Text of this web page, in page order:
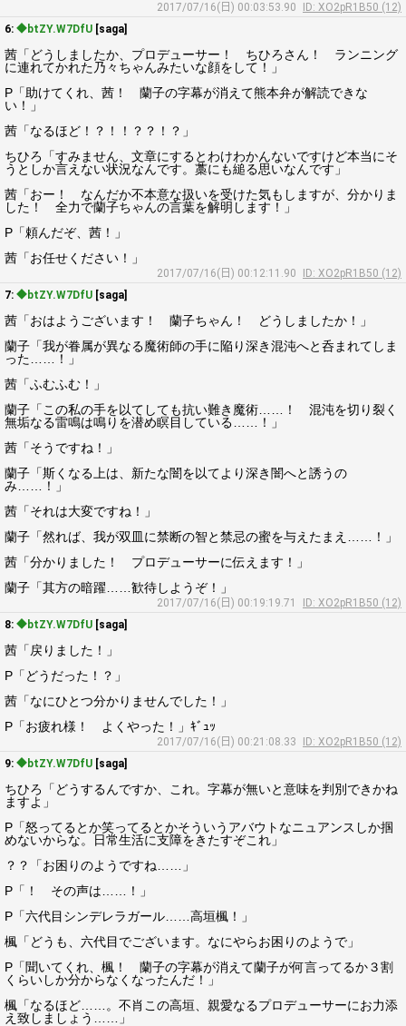
2017/07/16(日) 00:03:53.90
ID: XO2pR1B50 (12)
6: ◆btZY.W7DfU [saga]
茜「どうしましたか、プロデューサー！ ちひろさん！ ランニング
に連れてかれた乃々ちゃんみたいな顔をして！」
P「助けてくれ、茜！ 蘭子の字幕が消えて熊本弁が解読できな
い！」
茜「なるほど！？！！？？！？」
ちひろ「すみません、文章にするとわけわかんないですけど本当にそ
うとしか言えない状況なんです。藁にも縋る思いなんです」
茜「おー！ なんだか不本意な扱いを受けた気もしますが、分かりま
した！ 全力で蘭子ちゃんの言葉を解明します！」
P「頼んだぞ、茜！」
茜「お任せください！」
2017/07/16(日) 00:12:11.90
ID: XO2pR1B50 (12)
7: ◆btZY.W7DfU [saga]
茜「おはようございます！ 蘭子ちゃん！ どうしましたか！」
蘭子「我が眷属が異なる魔術師の手に陥り深き混沌へと呑まれてしま
った……！」
茜「ふむふむ！」
蘭子「この私の手を以てしても抗い難き魔術……！ 混沌を切り裂く
無垢なる雷鳴は鳴りを潜め瞑目している……！」
茜「そうですね！」
蘭子「斯くなる上は、新たな闇を以てより深き闇へと誘うの
み……！」
茜「それは大変ですね！」
蘭子「然れば、我が双皿に禁断の智と禁忌の蜜を与えたまえ……！」
茜「分かりました！ プロデューサーに伝えます！」
蘭子「其方の暗躍……歓待しようぞ！」
2017/07/16(日) 00:19:19.71
ID: XO2pR1B50 (12)
8: ◆btZY.W7DfU [saga]
茜「戻りました！」
P「どうだった！？」
茜「なにひとつ分かりませんでした！」
P「お疲れ様！ よくやった！」ｷﾞｭｯ
2017/07/16(日) 00:21:08.33
ID: XO2pR1B50 (12)
9: ◆btZY.W7DfU [saga]
ちひろ「どうするんですか、これ。字幕が無いと意味を判別できかね
ますよ」
P「怒ってるとか笑ってるとかそういうアバウトなニュアンスしか掴
めないからな。日常生活に支障をきたすぞこれ」
？？「お困りのようですね……」
P「！ その声は……！」
P「六代目シンデレラガール……高垣楓！」
楓「どうも、六代目でございます。なにやらお困りのようで」
P「聞いてくれ、楓！ 蘭子の字幕が消えて蘭子が何言ってるか３割
くらいしか分からなくなったんだ！」
楓「なるほど……。不肖この高垣、親愛なるプロデューサーにお力添
え致しましょう……」